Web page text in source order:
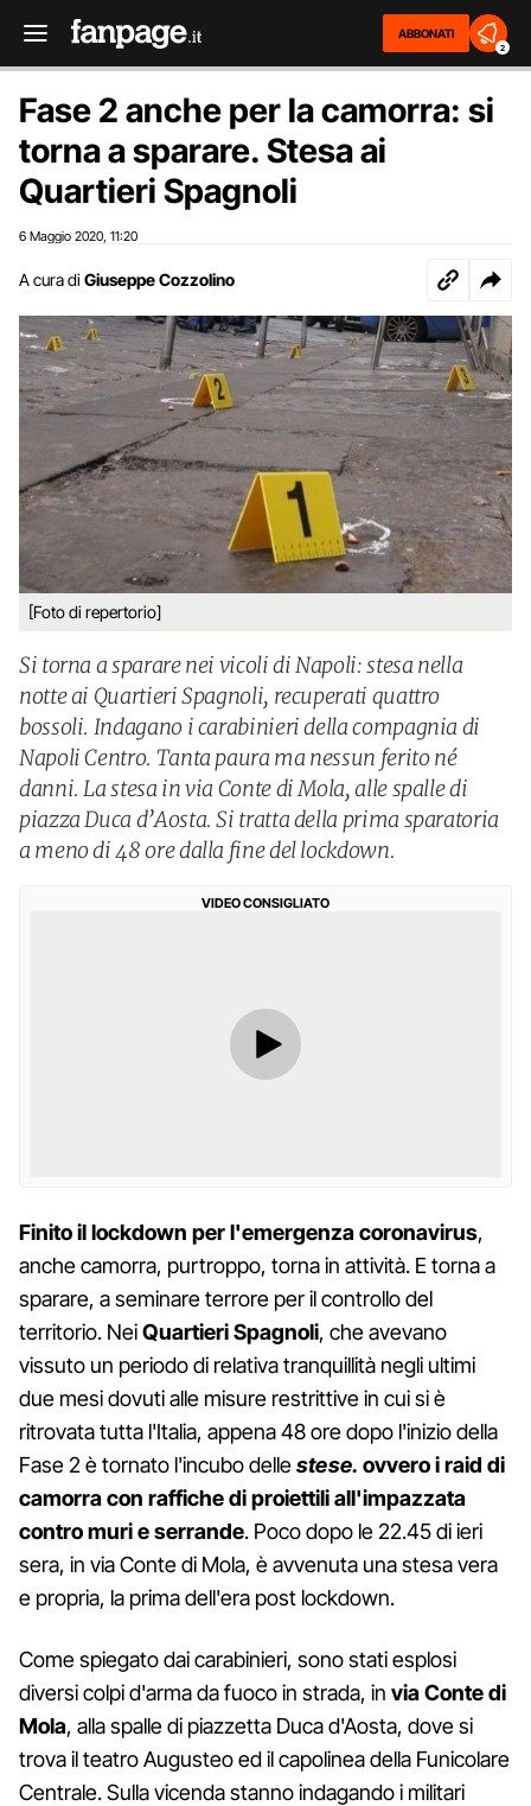
ABBONATI
2
Fase 2 anche per la camorra: si
torna a sparare. Stesa ai
Quartieri Spagnoli
6 Maggio 2020 11:20
A cura di Giuseppe Cozzolino
[Foto di repertorio]
Si torna a sparare nei vicoli di Napoli: stesa nella
notte ai Quartieri Spagnoli, recuperati quattro
bossoli. Indagano i carabinieri della compagnia di
Napoli Centro. Tanta paura ma nessun ferito né
danni. La stesa in via Conte di Mola, alle spalle di
piazza Duca d’Aosta. Si tratta della prima sparatoria
a meno di 48 ore dalla fine del lockdown.
VIDEO CONSIGLIATO
Finito il lockdown per l'emergenza coronavirus,
anche camorra, purtroppo, torna in attività. E torna a
sparare, a seminare terrore per il controllo del
territorio. NeiQuartieri Spagnoli, che avevano
vissuto un periodo di relativa tranquillità negli ultimi
due mesi dovuti alle misure restrittive in cui si è
ritrovata tutta l'Italia, appena 48 ore dopo l'inizio della
Fase 2 è tornato l'incubo dellestese.ovvero i raid di
camorra con raffiche di proiettili all'impazzata
contro muri e serrande. Poco dopo le 22.45 di ieri
sera, in via Conte di Mola, è avvenuta una stesa vera
e propria, la prima dell'era post lockdown.
Come spiegato dai carabinieri, sono stati esplosi
diversi colpi d'arma da fuoco in strada, in via Conte di
Mola, alla spalle di piazzetta Duca d'Aosta, dove si
trova il teatro Augusteo ed il capolinea della Funicolare
Centrale. Sulla vicenda stanno indagando i militari